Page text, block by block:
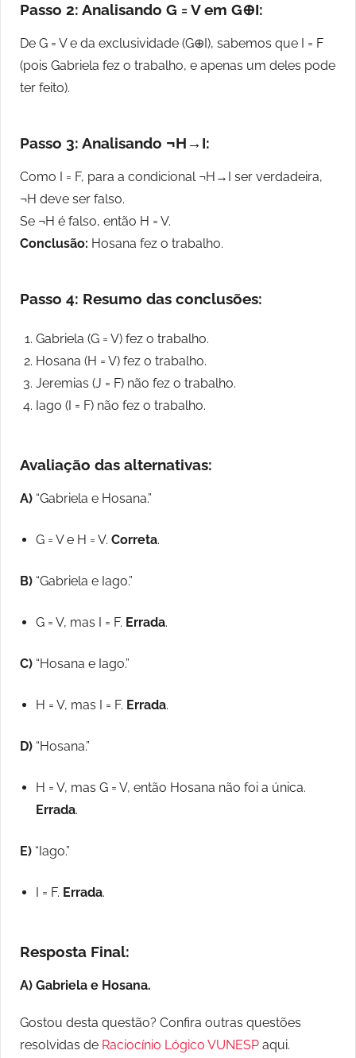
Passo 2: Analisando G = V em G⊕I:
De G = V e da exclusividade (G⊕I), sabemos que I = F
(pois Gabriela fez o trabalho, e apenas um deles pode
ter feito).
Passo 3: Analisando ¬H→I:
Como I = F, para a condicional ¬H→I ser verdadeira,
¬H deve ser falso.
Se ¬H é falso, então H = V.
Conclusão: Hosana fez o trabalho.
Passo 4: Resumo das conclusões:
Gabriela (G = V) fez o trabalho.
Hosana (H = V) fez o trabalho.
Jeremias (J = F) não fez o trabalho.
Iago (I = F) não fez o trabalho.
Avaliação das alternativas:
A) “Gabriela e Hosana.”
G = V e H = V. Correta.
B) “Gabriela e Iago.”
G = V, mas I = F. Errada.
C) “Hosana e Iago.”
H = V, mas I = F. Errada.
D) “Hosana.”
H = V, mas G = V, então Hosana não foi a única.
Errada.
E) “Iago.”
I = F. Errada.
Resposta Final:
A) Gabriela e Hosana.
Gostou desta questão? Confira outras questões
resolvidas de Raciocínio Lógico VUNESP aqui.